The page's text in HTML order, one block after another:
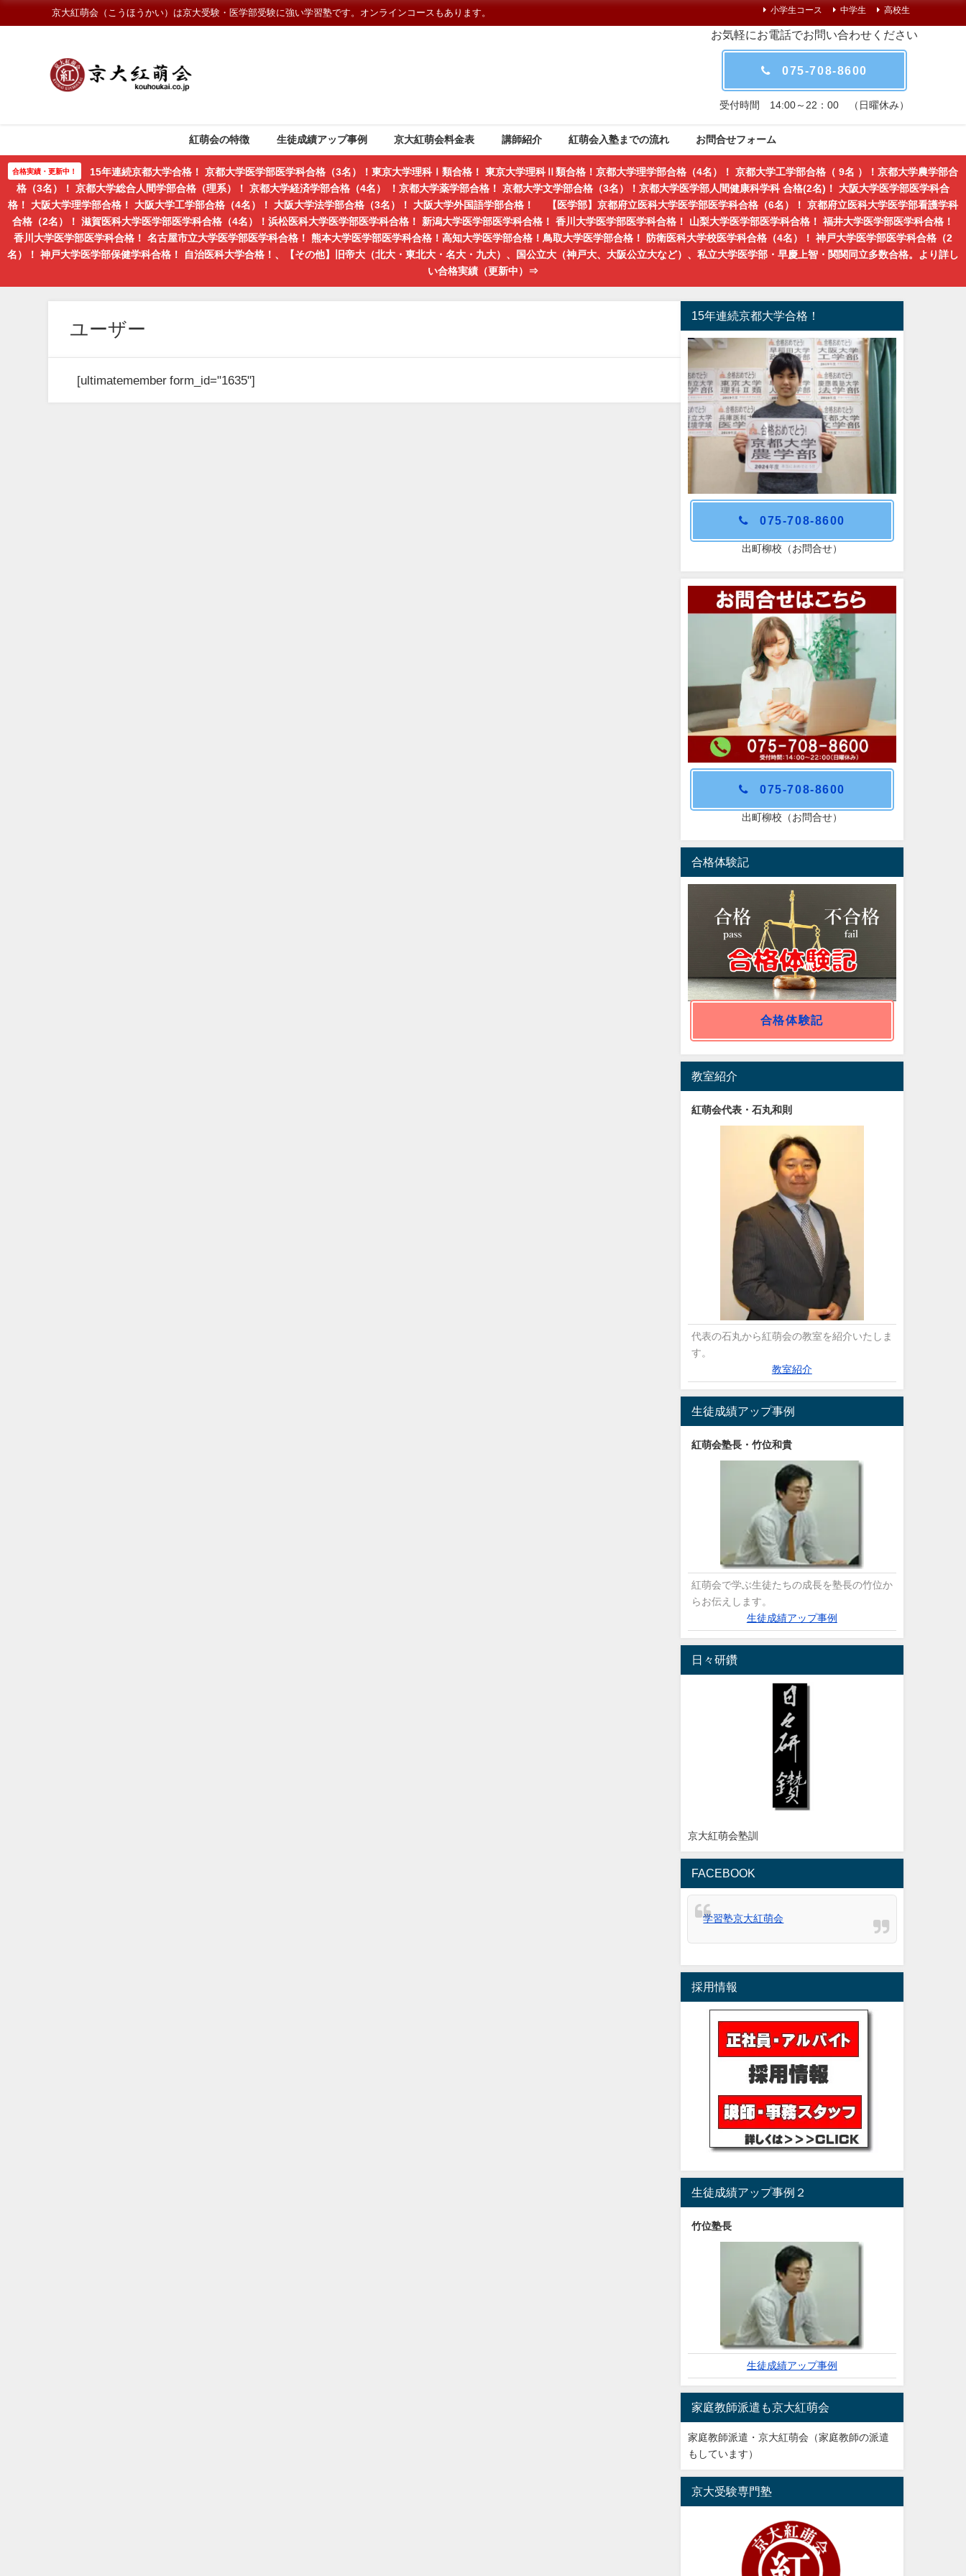
京大紅萌会（こうほうかい）は京大受験・医学部受験に強い学習塾です。オンラインコースもあります。 小学生コース 中学生 高校生
お気軽にお電話でお問い合わせください
075-708-8600
受付時間 14:00～22：00 （日曜休み）
紅萌会の特徴 生徒成績アップ事例 京大紅萌会料金表 講師紹介 紅萌会入塾までの流れ お問合せフォーム
合格実績・更新中！
15年連続京都大学合格！ 京都大学医学部医学科合格（3名）！東京大学理科Ⅰ類合格！ 東京大学理科Ⅱ類合格！京都大学理学部合格（4名）！ 京都大学工学部合格（ 9名 ）！京都大学農学部合
格（3名）！ 京都大学総合人間学部合格（理系）！ 京都大学経済学部合格（4名） ！京都大学薬学部合格！ 京都大学文学部合格（3名）！京都大学医学部人間健康科学科 合格(2名)！ 大阪大学医学部医学科合
格！ 大阪大学理学部合格！ 大阪大学工学部合格（4名）！ 大阪大学法学部合格（3名）！ 大阪大学外国語学部合格！ 【医学部】京都府立医科大学医学部医学科合格（6名）！ 京都府立医科大学医学部看護学科
合格（2名）！ 滋賀医科大学医学部医学科合格（4名）！浜松医科大学医学部医学科合格！ 新潟大学医学部医学科合格！ 香川大学医学部医学科合格！ 山梨大学医学部医学科合格！ 福井大学医学部医学科合格！
香川大学医学部医学科合格！ 名古屋市立大学医学部医学科合格！ 熊本大学医学部医学科合格！高知大学医学部合格！鳥取大学医学部合格！ 防衛医科大学校医学科合格（4名）！ 神戸大学医学部医学科合格（2
名）！ 神戸大学医学部保健学科合格！ 自治医科大学合格！、【その他】旧帝大（北大・東北大・名大・九大）、国公立大（神戸大、大阪公立大など）、私立大学医学部・早慶上智・関関同立多数合格。より詳し
い合格実績（更新中）⇒
ユーザー
[ultimatemember form_id="1635"]
15年連続京都大学合格！
075-708-8600
出町柳校（お問合せ）
075-708-8600
出町柳校（お問合せ）
合格体験記
合格体験記
教室紹介
紅萌会代表・石丸和則
代表の石丸から紅萌会の教室を紹介いたしま
す。
教室紹介
生徒成績アップ事例
紅萌会塾長・竹位和貴
紅萌会で学ぶ生徒たちの成長を塾長の竹位か
らお伝えします。
生徒成績アップ事例
日々研鑽
京大紅萌会塾訓
FACEBOOK
学習塾京大紅萌会
採用情報
生徒成績アップ事例２
竹位塾長
生徒成績アップ事例
家庭教師派遣も京大紅萌会
家庭教師派遣・京大紅萌会（家庭教師の派遣
もしています）
京大受験専門塾